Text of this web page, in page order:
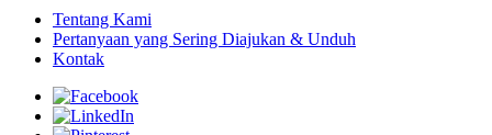
Tentang Kami
Pertanyaan yang Sering Diajukan & Unduh
Kontak